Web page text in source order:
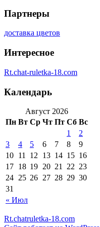
Партнеры
доставка цветов
Интересное
Rt.chat-ruletka-18.com
Календарь
Август 2026
Пн Вт Ср Чт Пт Сб Вс
« Июл
1
2
3
4 5 6 7 8
9
10 11 12 13 14 15 16
17 18 19 20 21 22 23
24 25 26 27 28 29 30
31
Rt.chatruletka-18.com